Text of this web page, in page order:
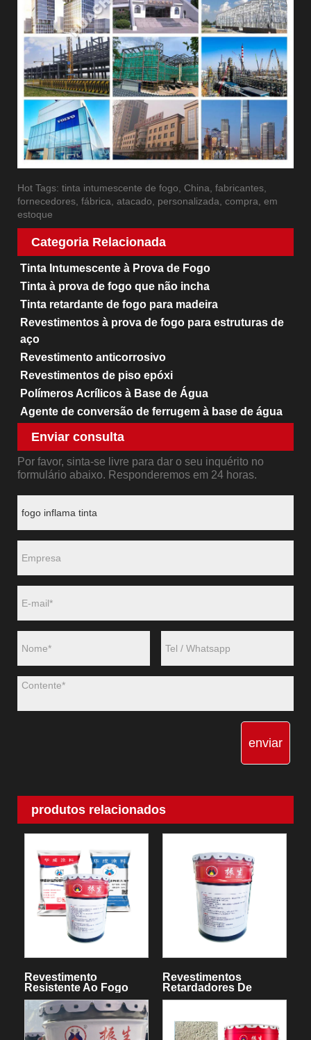
Hot Tags: tinta intumescente de fogo, China, fabricantes,
fornecedores, fábrica, atacado, personalizada, compra, em
estoque
Categoria Relacionada
Tinta Intumescente à Prova de Fogo
Tinta à prova de fogo que não incha
Tinta retardante de fogo para madeira
Revestimentos à prova de fogo para estruturas de
aço
Revestimento anticorrosivo
Revestimentos de piso epóxi
Polímeros Acrílicos à Base de Água
Agente de conversão de ferrugem à base de água
Enviar consulta
Por favor, sinta-se livre para dar o seu inquérito no
formulário abaixo. Responderemos em 24 horas.
enviar
produtos relacionados
Revestimento
Resistente Ao Fogo
Para Estruturas De Aço
Revestimentos
Retardadores De
Chama Para Estruturas